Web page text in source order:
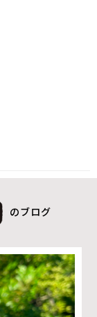
のブログ